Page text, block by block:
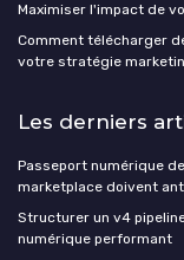
Maximiser l'impact de
Comment télécharger
votre stratégie
Les derniers
Passeport numérique
marketplace doivent
Structurer un v4
numérique performant